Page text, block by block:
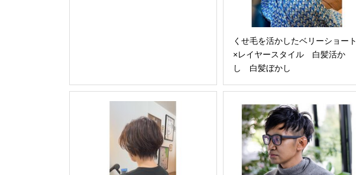
くせ毛を活かしたベリーショート
×レイヤースタイル 白髪活か
し 白髪ぼかし